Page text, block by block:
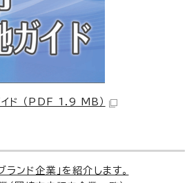
ド （PDF 1.9 MB）
ンド企業」を紹介します。